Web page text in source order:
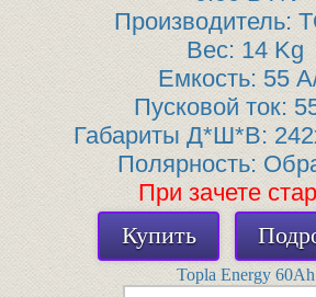
Производитель:
Вес: 14 Kg
Емкость: 55
Пусковой ток:
Габариты Д*Ш*В:
Полярность:
При зачете
Купить
Topla Energy 60Ah